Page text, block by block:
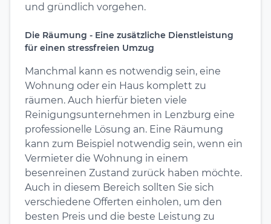
und gründlich vorgehen.
Die Räumung - Eine zusätzliche Dienstleistung
für einen stressfreien Umzug
Manchmal kann es notwendig sein, eine
Wohnung oder ein Haus komplett zu
räumen. Auch hierfür bieten viele
Reinigungsunternehmen in Lenzburg eine
professionelle Lösung an. Eine Räumung
kann zum Beispiel notwendig sein, wenn ein
Vermieter die Wohnung in einem
besenreinen Zustand zurück haben möchte.
Auch in diesem Bereich sollten Sie sich
verschiedene Offerten einholen, um den
besten Preis und die beste Leistung zu